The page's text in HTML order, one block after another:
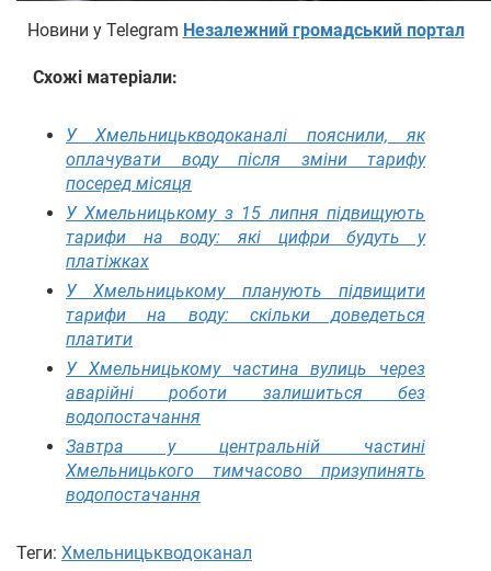
Новини у Telegram Незалежний громадський портал
Схожі матеріали:
У Хмельницькводоканалі пояснили, як
оплачувати воду після зміни тарифу
посеред місяця
У Хмельницькому з 15 липня підвищують
тарифи на воду: які цифри будуть у
платіжках
У Хмельницькому планують підвищити
тарифи на воду: скільки доведеться
платити
У Хмельницькому частина вулиць через
аварійні роботи залишиться без
водопостачання
Завтра у центральній частині
Хмельницького тимчасово призупинять
водопостачання
Теги: Хмельницькводоканал